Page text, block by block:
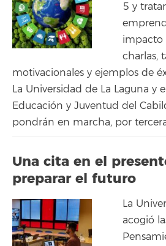
5 y
impacto
charlas,
motivacionales y ejemplos de
La Universidad de La Laguna y
Educación y Juventud del
pondrán en marcha, por tercera
Una cita en el
preparar el futuro
La
acogió